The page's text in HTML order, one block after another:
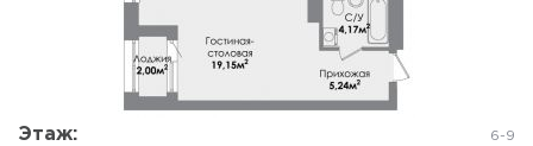
Этаж: 6-9
Да, удалить